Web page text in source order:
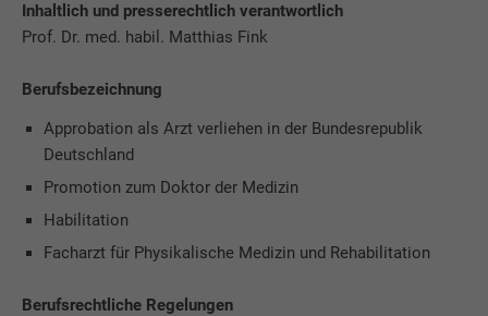
Inhaltlich und presserechtlich verantwortlich
Prof. Dr. med. habil. Matthias Fink
Berufsbezeichnung
Approbation als Arzt verliehen in der Bundesrepublik
Deutschland
Promotion zum Doktor der Medizin
Habilitation
Facharzt für Physikalische Medizin und Rehabilitation
Berufsrechtliche Regelungen